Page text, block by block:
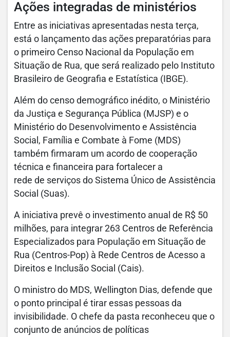
Ações integradas de ministérios
Entre as iniciativas apresentadas nesta terça,
está o lançamento das ações preparatórias para
o primeiro Censo Nacional da População em
Situação de Rua, que será realizado pelo Instituto
Brasileiro de Geografia e Estatística (IBGE).​​
​Além do censo demográfico inédito, o Ministério
da Justiça e Segurança Pública (MJSP) e o
Ministério do Desenvolvimento e Assistência
Social, Família e Combate à Fome (MDS)
também firmaram um acordo de cooperação
técnica e financeira para fortalecer a
rede de serviços do Sistema Único de Assistência
Social (Suas).
A iniciativa prevê o investimento anual de R$ 50
milhões, para integrar 263 Centros de Referência
Especializados para População em Situação de
Rua (Centros-Pop) à Rede Centros de Acesso a
Direitos e Inclusão Social (Cais).
O ministro do MDS, Wellington Dias, defende que
o ponto principal é tirar essas pessoas da
invisibilidade. O chefe da pasta reconheceu que o
conjunto de anúncios de políticas